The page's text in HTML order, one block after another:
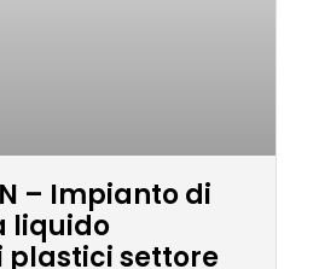
– Impianto di
liquido
plastici settore